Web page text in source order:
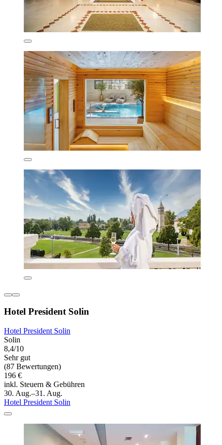
Hotel President Solin
Hotel President Solin
Solin
8,4/10
Sehr gut
(87 Bewertungen)
196 €
inkl. Steuern & Gebühren
30. Aug.–31. Aug.
Hotel President Solin